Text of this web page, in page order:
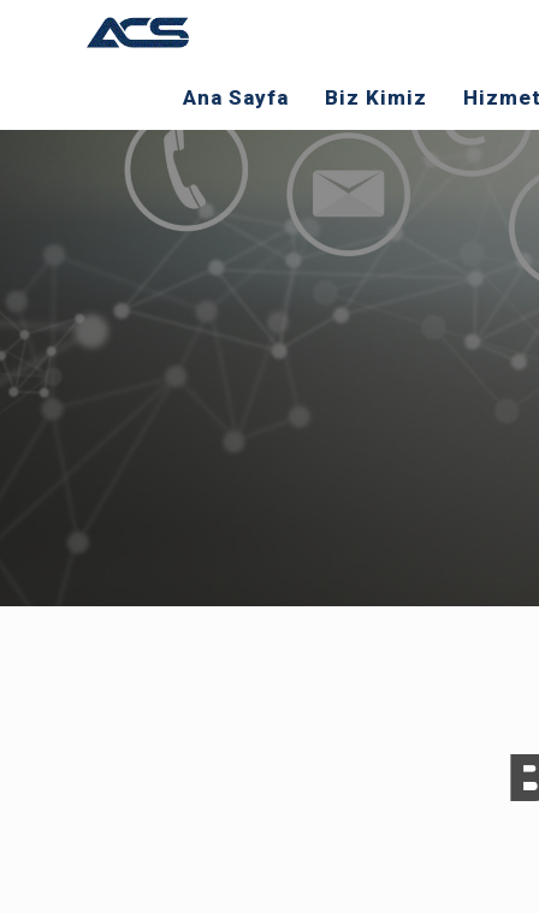
Ana Sayfa Biz Kimiz